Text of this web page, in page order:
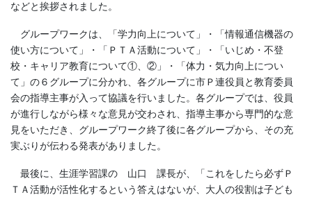
などと挨拶されました。
グループワークは、「学力向上について」・「情報通信機器の
使い方について」・「ＰＴＡ活動について」・「いじめ・不登
校・キャリア教育について①、②」・「体力・気力向上につい
て」の６グループに分かれ、各グループに市Ｐ連役員と教育委員
会の指導主事が入って協議を行いました。各グループでは、役員
が進行しながら様々な意見が交わされ、指導主事から専門的な意
見をいただき、グループワーク終了後に各グループから、その充
実ぶりが伝わる発表がありました。
最後に、生涯学習課の 山口 課長が、「これをしたら必ずＰ
ＴＡ活動が活性化するという答えはないが、大人の役割は子ども